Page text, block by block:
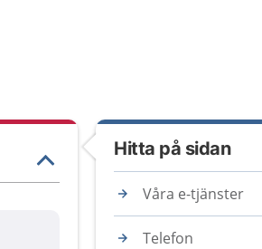
Hitta på sidan
Våra e-tjänster
Telefon